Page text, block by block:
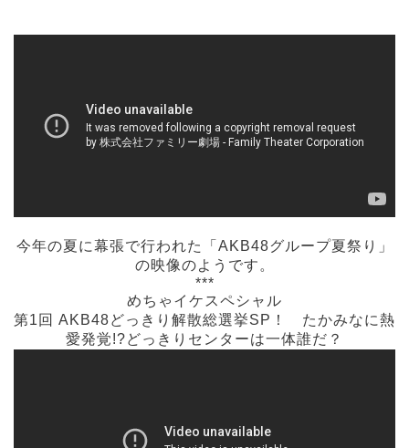
今年の夏に幕張で行われた「AKB48グループ夏祭り」
の映像のようです。
***
めちゃイケスペシャル
第1回 AKB48どっきり解散総選挙SP！ たかみなに熱
愛発覚!?どっきりセンターは一体誰だ？